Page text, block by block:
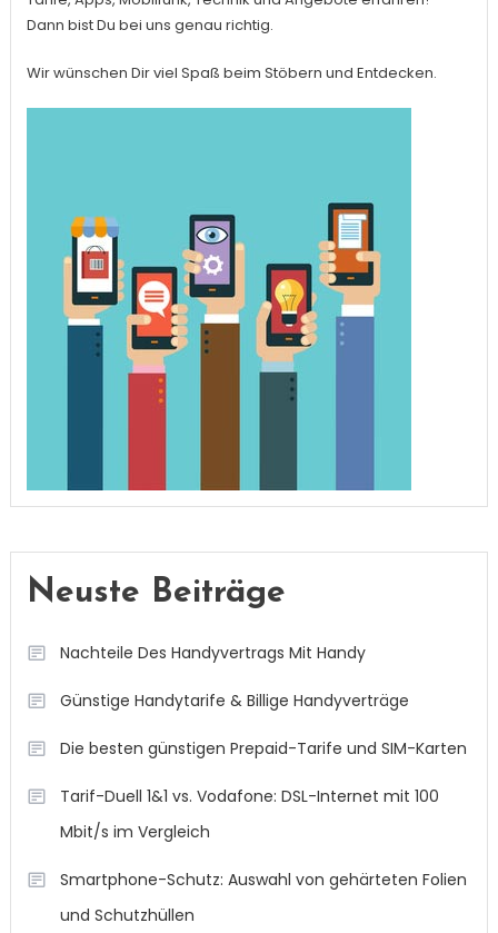
Dann bist Du bei uns genau richtig.
Wir wünschen Dir viel Spaß beim Stöbern und Entdecken.
Neuste Beiträge
Nachteile Des Handyvertrags Mit Handy
Günstige Handytarife & Billige Handyverträge
Die besten günstigen Prepaid-Tarife und SIM-Karten
Tarif-Duell 1&1 vs. Vodafone: DSL-Internet mit 100
Mbit/s im Vergleich
Smartphone-Schutz: Auswahl von gehärteten Folien
und Schutzhüllen